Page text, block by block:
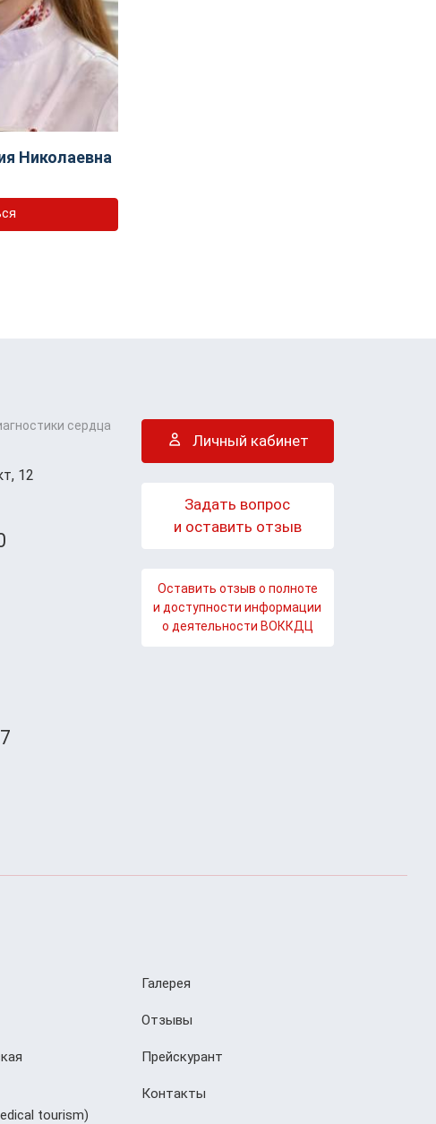
Николаевна
сердца
12
Личный кабинет
Задать вопрос
и оставить отзыв
Оставить отзыв о полноте
и доступности информации
о деятельности ВОККДЦ
tourism)
Галерея
Отзывы
Прейскурант
Контакты